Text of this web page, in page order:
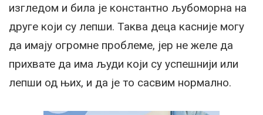
изгледом и била је константно љубоморна на
друге који су лепши. Таква деца касније могу
да имају огромне проблеме, јер не желе да
прихвате да има људи који су успешнији или
лепши од њих, и да је то сасвим нормално.